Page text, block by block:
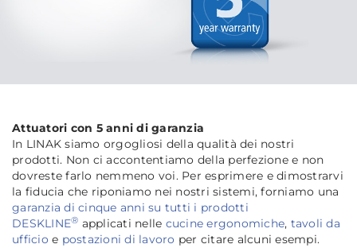
Attuatori con 5 anni di garanzia
In LINAK siamo orgogliosi della qualità dei nostri
prodotti. Non ci accontentiamo della perfezione e non
dovreste farlo nemmeno voi. Per esprimere e dimostrarvi
la fiducia che riponiamo nei nostri sistemi, forniamo una
garanzia di cinque anni su tutti i prodotti
DESKLINE® applicati nelle cucine ergonomiche, tavoli da
ufficio e postazioni di lavoro per citare alcuni esempi.